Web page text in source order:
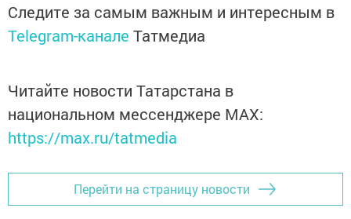
Следите за самым важным и интересным в
Telegram-канале Татмедиа
Читайте новости Татарстана в
национальном мессенджере MАХ:
https://max.ru/tatmedia
Перейти на страницу новости